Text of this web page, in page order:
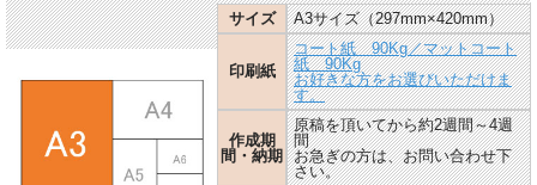
サイズ A3サイズ（297mm×420mm）
印刷紙
コート紙 90Kg／マットコート
紙 90Kg
お好きな方をお選びいただけま
す。
作成期
間・納期
原稿を頂いてから約2週間～4週
間
お急ぎの方は、お問い合わせ下
さい。